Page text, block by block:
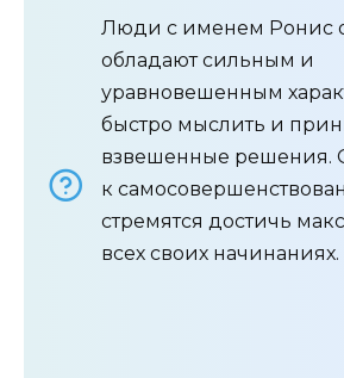
Люди с именем Ронис
обладают сильным и
уравновешенным
быстро мыслить и
взвешенные решения.
к
стремятся достичь
всех своих начинаниях.